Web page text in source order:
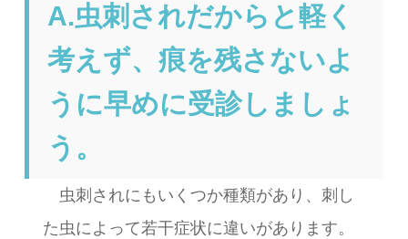
A.虫刺されだからと軽く
考えず、痕を残さないよ
うに早めに受診しましょ
う。
虫刺されにもいくつか種類があり、刺し
た虫によって若干症状に違いがあります。